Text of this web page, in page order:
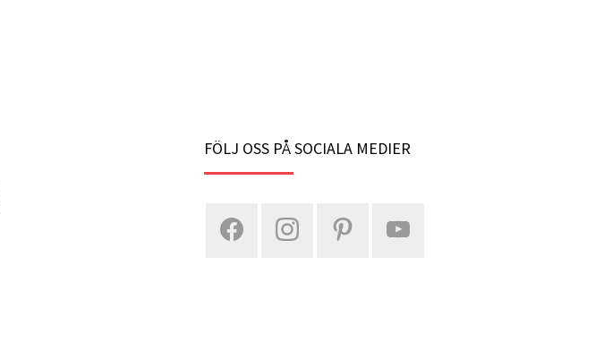
FÖLJ OSS PÅ SOCIALA MEDIER